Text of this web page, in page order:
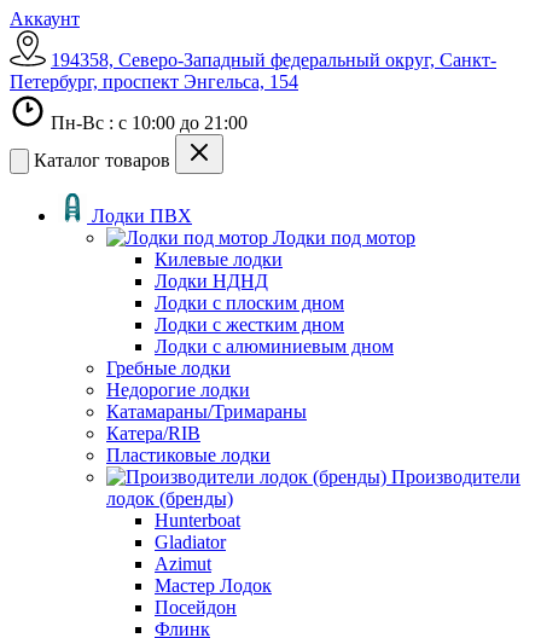
Аккаунт
194358, Северо-Западный федеральный округ, Санкт-
Петербург, проспект Энгельса, 154
Пн-Вс : с 10:00 до 21:00
Каталог товаров
Лодки ПВХ
Лодки под мотор
Килевые лодки
Лодки НДНД
Лодки с плоским дном
Лодки с жестким дном
Лодки с алюминиевым дном
Гребные лодки
Недорогие лодки
Катамараны/Тримараны
Катера/RIB
Пластиковые лодки
Производители
лодок (бренды)
Hunterboat
Gladiator
Azimut
Мастер Лодок
Посейдон
Флинк